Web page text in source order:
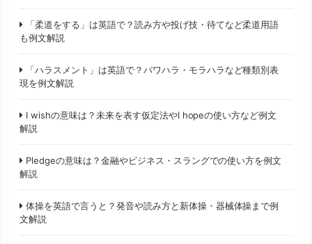
「柔道をする」は英語で？読み方や投げ技・待てなど柔道用語
も例文解説
「ハラスメント」は英語で？パワハラ・モラハラなど種類別表
現を例文解説
I wishの意味は？未来を表す仮定法やI hopeの使い方など例文
解説
Pledgeの意味は？金融やビジネス・スラングでの使い方を例文
解説
体操を英語で言うと？発音や読み方と新体操・器械体操まで例
文解説